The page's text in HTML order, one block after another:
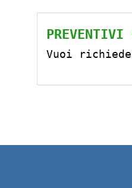
PREVENTIVI
Vuoi